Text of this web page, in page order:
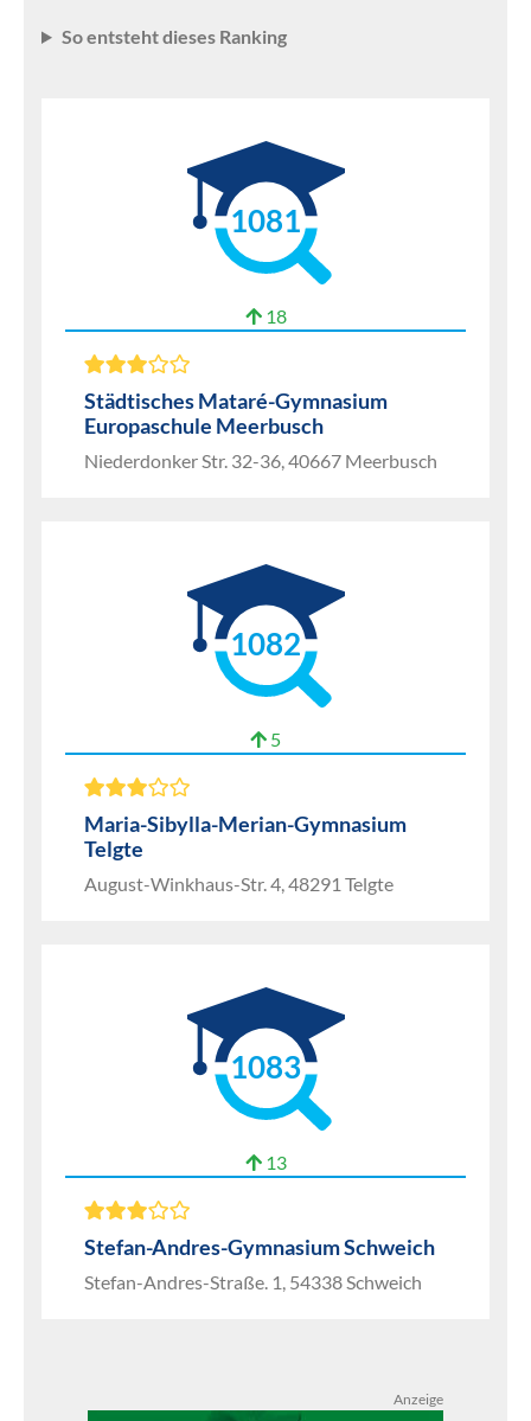
So entsteht dieses Ranking
1081
18
Städtisches Mataré-Gymnasium
Europaschule Meerbusch
Niederdonker Str. 32-36, 40667 Meerbusch
1082
5
Maria-Sibylla-Merian-Gymnasium
Telgte
August-Winkhaus-Str. 4, 48291 Telgte
1083
13
Stefan-Andres-Gymnasium Schweich
Stefan-Andres-Straße. 1, 54338 Schweich
Anzeige